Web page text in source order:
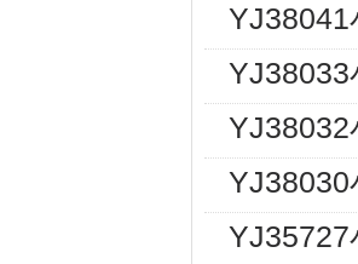
YJ38041
YJ38033
YJ38032
YJ38030
YJ35727